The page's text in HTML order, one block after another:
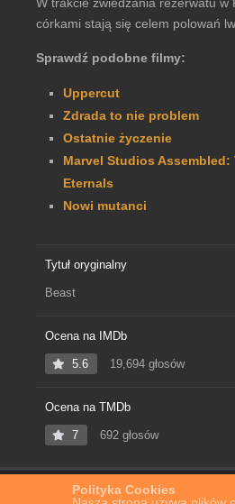
Polityka Cookies
córkami stają się celem polowań
Sprawdź podobne filmy:
Uppercut
Zdrada to nie problem
Ostatnie życzenie
Marvel Studios
Eternals
Nowi mutanci
Tytuł oryginalny
Beast
Ocena na IMDb
5.6 19,694 głosów
Ocena na TMDb
7 692 głosów
Film Online Bestia